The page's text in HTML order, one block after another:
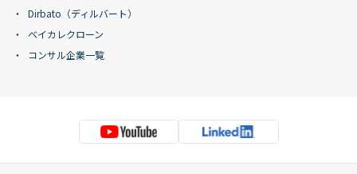
Dirbato（ディルバート）
ベイカレクローン
コンサル企業一覧